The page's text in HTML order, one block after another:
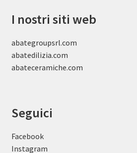
I nostri siti web
abategroupsrl.com
abatedilizia.com
abateceramiche.com
Seguici
Facebook
Instagram